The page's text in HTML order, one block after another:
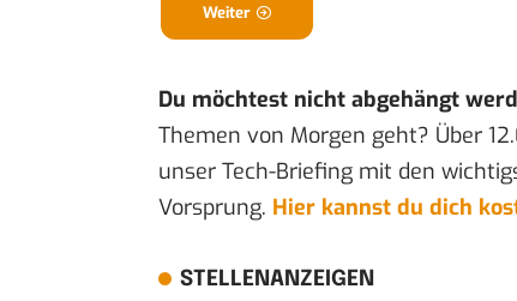
Weiter
Du möchtest nicht abgehängt
Themen von Morgen geht? Über
unser Tech-Briefing mit den
Vorsprung. Hier kannst du dich
STELLENANZEIGEN